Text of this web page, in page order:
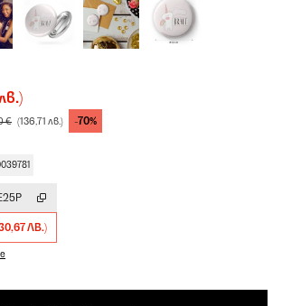
€ (136,71 лв.) -70%
ЛВ.)